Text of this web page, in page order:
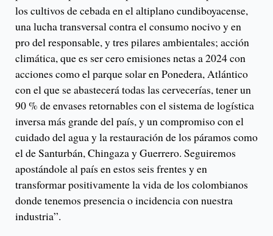
los cultivos de cebada en el altiplano cundiboyacense,
una lucha transversal contra el consumo nocivo y en
pro del responsable, y tres pilares ambientales; acción
climática, que es ser cero emisiones netas a 2024 con
acciones como el parque solar en Ponedera, Atlántico
con el que se abastecerá todas las cervecerías, tener un
90 % de envases retornables con el sistema de logística
inversa más grande del país, y un compromiso con el
cuidado del agua y la restauración de los páramos como
el de Santurbán, Chingaza y Guerrero. Seguiremos
apostándole al país en estos seis frentes y en
transformar positivamente la vida de los colombianos
donde tenemos presencia o incidencia con nuestra
industria”.